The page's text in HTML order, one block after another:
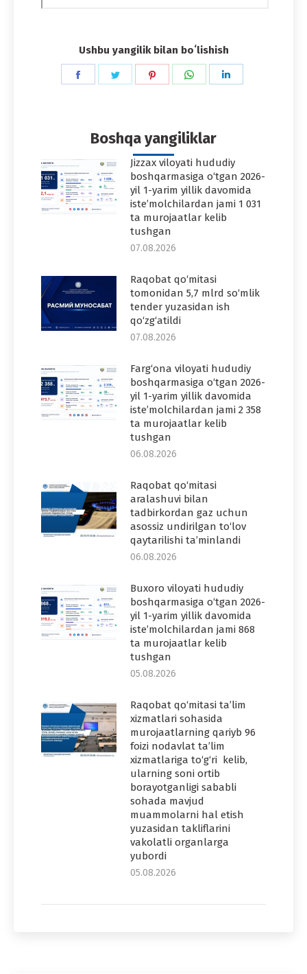
Ushbu yangilik bilan boʻlishish
Share
Share
Share
Share
Boshqa yangiliklar
Jizzax viloyati hududiy
boshqarmasiga o‘tgan 2026-
yil 1-yarim yillik davomida
iste’molchilardan jami 1 031
ta murojaatlar kelib
tushgan
07.08.2026
Raqobat qo‘mitasi
tomonidan 5,7 mlrd so‘mlik
tender yuzasidan ish
qo‘zg‘atildi
07.08.2026
Farg‘ona viloyati hududiy
boshqarmasiga o‘tgan 2026-
yil 1-yarim yillik davomida
iste’molchilardan jami 2 358
ta murojaatlar kelib
tushgan
06.08.2026
Raqobat qo‘mitasi
aralashuvi bilan
tadbirkordan gaz uchun
asossiz undirilgan to‘lov
qaytarilishi ta’minlandi
06.08.2026
Buxoro viloyati hududiy
boshqarmasiga o‘tgan 2026-
yil 1-yarim yillik davomida
iste’molchilardan jami 868
ta murojaatlar kelib
tushgan
05.08.2026
Raqobat qo‘mitasi ta’lim
xizmatlari sohasida
murojaatlarning qariyb 96
foizi nodavlat ta’lim
xizmatlariga to‘g‘ri kelib,
ularning soni ortib
borayotganligi sababli
sohada mavjud
muammolarni hal etish
yuzasidan takliflarini
vakolatli organlarga
yubordi
05.08.2026